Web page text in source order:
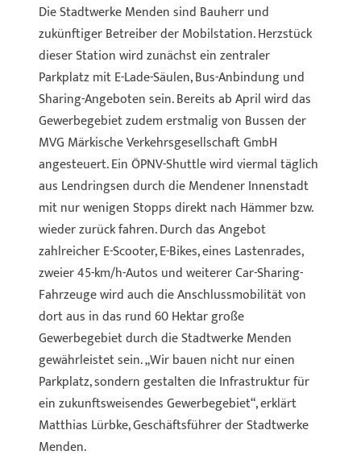
Die Stadtwerke Menden sind Bauherr und
zukünftiger Betreiber der Mobilstation. Herzstück
dieser Station wird zunächst ein zentraler
Parkplatz mit E-Lade-Säulen, Bus-Anbindung und
Sharing-Angeboten sein. Bereits ab April wird das
Gewerbegebiet zudem erstmalig von Bussen der
MVG Märkische Verkehrsgesellschaft GmbH
angesteuert. Ein ÖPNV-Shuttle wird viermal täglich
aus Lendringsen durch die Mendener Innenstadt
mit nur wenigen Stopps direkt nach Hämmer bzw.
wieder zurück fahren. Durch das Angebot
zahlreicher E-Scooter, E-Bikes, eines Lastenrades,
zweier 45-km/h-Autos und weiterer Car-Sharing-
Fahrzeuge wird auch die Anschlussmobilität von
dort aus in das rund 60 Hektar große
Gewerbegebiet durch die Stadtwerke Menden
gewährleistet sein. „Wir bauen nicht nur einen
Parkplatz, sondern gestalten die Infrastruktur für
ein zukunftsweisendes Gewerbegebiet“, erklärt
Matthias Lürbke, Geschäftsführer der Stadtwerke
Menden.